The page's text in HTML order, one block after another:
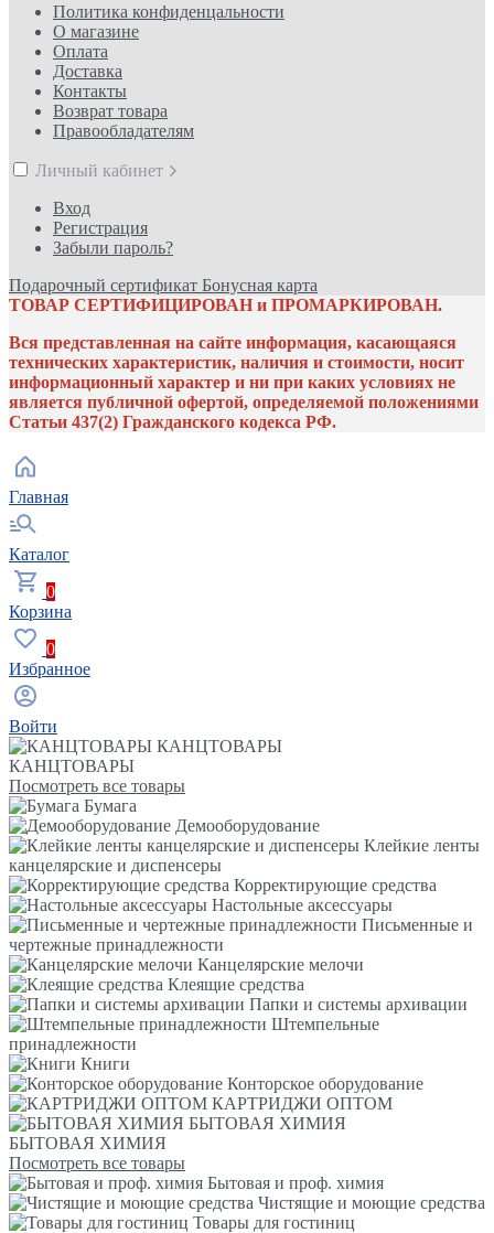
Политика конфиденцальности
О магазине
Оплата
Доставка
Контакты
Возврат товара
Правообладателям
Личный кабинет
Вход
Регистрация
Забыли пароль?
Подарочный сертификат Бонусная карта
ТОВАР СЕРТИФИЦИРОВАН и ПРОМАРКИРОВАН.
Вся представленная на сайте информация, касающаяся
технических характеристик, наличия и стоимости, носит
информационный характер и ни при каких условиях не
является публичной офертой, определяемой положениями
Статьи 437(2) Гражданского кодекса РФ.
Главная
Каталог
0
Корзина
0
Избранное
Войти
КАНЦТОВАРЫ
КАНЦТОВАРЫ
Посмотреть все товары
Бумага
Демооборудование
Клейкие ленты
канцелярские и диспенсеры
Корректирующие средства
Настольные аксессуары
Письменные и
чертежные принадлежности
Канцелярские мелочи
Клеящие средства
Папки и системы архивации
Штемпельные
принадлежности
Книги
Конторское оборудование
КАРТРИДЖИ ОПТОМ
БЫТОВАЯ ХИМИЯ
БЫТОВАЯ ХИМИЯ
Посмотреть все товары
Бытовая и проф. химия
Чистящие и моющие средства
Товары для гостиниц